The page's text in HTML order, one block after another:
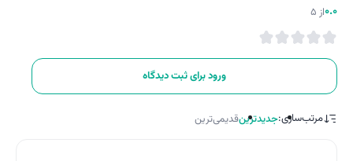
0.0از 5
ورود برای ثبت دیدگاه
مرتب‌سازی:جدیدترینقدیمی‌ترین